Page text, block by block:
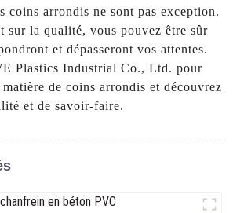
coins arrondis ne sont pas exception.
sur la qualité, vous pouvez être sûr
et dépasseront vos attentes.
Plastics Industrial Co., Ltd. pour
de coins arrondis et découvrez
et de savoir-faire.